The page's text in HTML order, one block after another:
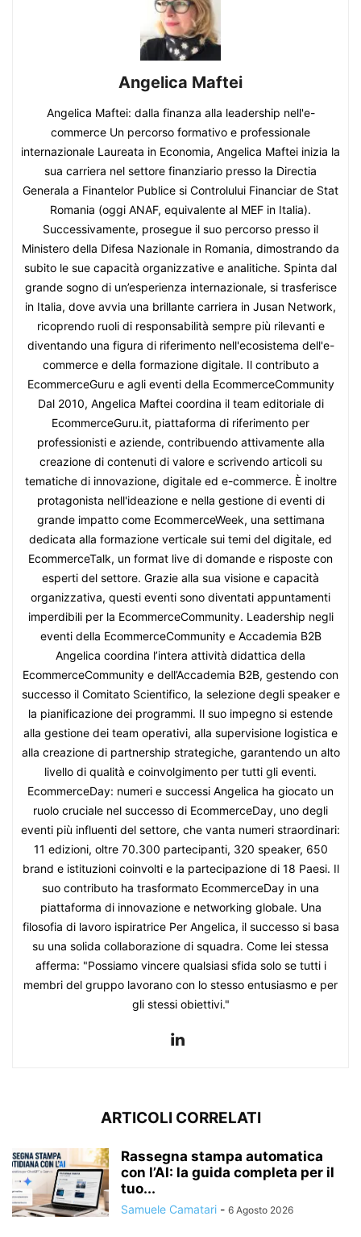
Angelica Maftei
Angelica Maftei: dalla finanza alla leadership nell'e-
commerce Un percorso formativo e professionale
internazionale Laureata in Economia, Angelica Maftei inizia la
sua carriera nel settore finanziario presso la Directia
Generala a Finantelor Publice si Controlului Financiar de Stat
Romania (oggi ANAF, equivalente al MEF in Italia).
Successivamente, prosegue il suo percorso presso il
Ministero della Difesa Nazionale in Romania, dimostrando da
subito le sue capacità organizzative e analitiche. Spinta dal
grande sogno di un’esperienza internazionale, si trasferisce
in Italia, dove avvia una brillante carriera in Jusan Network,
ricoprendo ruoli di responsabilità sempre più rilevanti e
diventando una figura di riferimento nell'ecosistema dell'e-
commerce e della formazione digitale. Il contributo a
EcommerceGuru e agli eventi della EcommerceCommunity
Dal 2010, Angelica Maftei coordina il team editoriale di
EcommerceGuru.it, piattaforma di riferimento per
professionisti e aziende, contribuendo attivamente alla
creazione di contenuti di valore e scrivendo articoli su
tematiche di innovazione, digitale ed e-commerce. È inoltre
protagonista nell'ideazione e nella gestione di eventi di
grande impatto come EcommerceWeek, una settimana
dedicata alla formazione verticale sui temi del digitale, ed
EcommerceTalk, un format live di domande e risposte con
esperti del settore. Grazie alla sua visione e capacità
organizzativa, questi eventi sono diventati appuntamenti
imperdibili per la EcommerceCommunity. Leadership negli
eventi della EcommerceCommunity e Accademia B2B
Angelica coordina l’intera attività didattica della
EcommerceCommunity e dell’Accademia B2B, gestendo con
successo il Comitato Scientifico, la selezione degli speaker e
la pianificazione dei programmi. Il suo impegno si estende
alla gestione dei team operativi, alla supervisione logistica e
alla creazione di partnership strategiche, garantendo un alto
livello di qualità e coinvolgimento per tutti gli eventi.
EcommerceDay: numeri e successi Angelica ha giocato un
ruolo cruciale nel successo di EcommerceDay, uno degli
eventi più influenti del settore, che vanta numeri straordinari:
11 edizioni, oltre 70.300 partecipanti, 320 speaker, 650
brand e istituzioni coinvolti e la partecipazione di 18 Paesi. Il
suo contributo ha trasformato EcommerceDay in una
piattaforma di innovazione e networking globale. Una
filosofia di lavoro ispiratrice Per Angelica, il successo si basa
su una solida collaborazione di squadra. Come lei stessa
afferma: "Possiamo vincere qualsiasi sfida solo se tutti i
membri del gruppo lavorano con lo stesso entusiasmo e per
gli stessi obiettivi."
ARTICOLI CORRELATI
Rassegna stampa automatica
con l’AI: la guida completa per il
tuo...
Samuele Camatari - 6 Agosto 2026